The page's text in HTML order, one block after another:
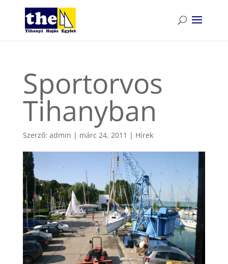
Sportorvos
Tihanyban
Szerző: admin | márc 24, 2011 | Hírek